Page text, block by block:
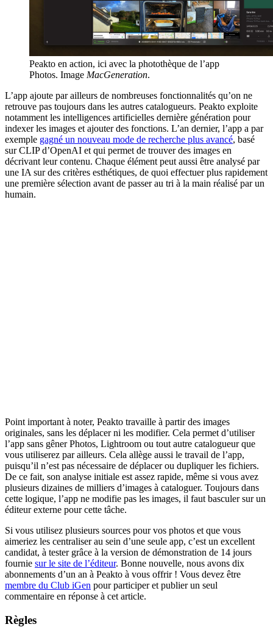
Peakto en action, ici avec la photothèque de l’app
Photos. Image MacGeneration.
L’app ajoute par ailleurs de nombreuses fonctionnalités qu’on ne
retrouve pas toujours dans les autres catalogueurs. Peakto exploite
notamment les intelligences artificielles dernière génération pour
indexer les images et ajouter des fonctions. L’an dernier, l’app a par
exemple gagné un nouveau mode de recherche plus avancé, basé
sur CLIP d’OpenAI et qui permet de trouver des images en
décrivant leur contenu. Chaque élément peut aussi être analysé par
une IA sur des critères esthétiques, de quoi effectuer plus rapidement
une première sélection avant de passer au tri à la main réalisé par un
humain.
Point important à noter, Peakto travaille à partir des images
originales, sans les déplacer ni les modifier. Cela permet d’utiliser
l’app sans gêner Photos, Lightroom ou tout autre catalogueur que
vous utiliserez par ailleurs. Cela allège aussi le travail de l’app,
puisqu’il n’est pas nécessaire de déplacer ou dupliquer les fichiers.
De ce fait, son analyse initiale est assez rapide, même si vous avez
plusieurs dizaines de milliers d’images à cataloguer. Toujours dans
cette logique, l’app ne modifie pas les images, il faut basculer sur un
éditeur externe pour cette tâche.
Si vous utilisez plusieurs sources pour vos photos et que vous
aimeriez les centraliser au sein d’une seule app, c’est un excellent
candidat, à tester grâce à la version de démonstration de 14 jours
fournie sur le site de l’éditeur. Bonne nouvelle, nous avons dix
abonnements d’un an à Peakto à vous offrir ! Vous devez être
membre du Club iGen pour participer et publier un seul
commentaire en réponse à cet article.
Règles